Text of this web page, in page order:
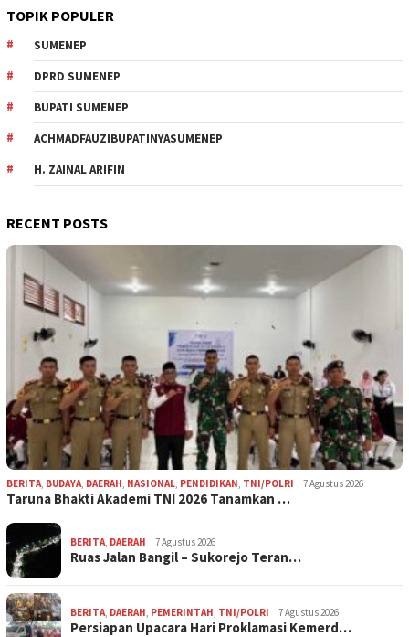
TOPIK POPULER
SUMENEP
DPRD SUMENEP
BUPATI SUMENEP
ACHMADFAUZIBUPATINYASUMENEP
H. ZAINAL ARIFIN
RECENT POSTS
BERITA BUDAYA DAERAH NASIONAL PENDIDIKAN TNI/POLRI 7 Agustus 2026
Taruna Bhakti Akademi TNI 2026 Tanamkan …
BERITA DAERAH 7 Agustus 2026
Ruas Jalan Bangil – Sukorejo Teran…
BERITA DAERAH PEMERINTAH TNI/POLRI 7 Agustus 2026
Persiapan Upacara Hari Proklamasi Kemerd…